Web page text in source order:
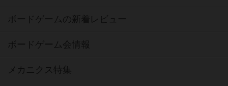
ボードゲームの新着レビュー
ボードゲーム会情報
メカニクス特集